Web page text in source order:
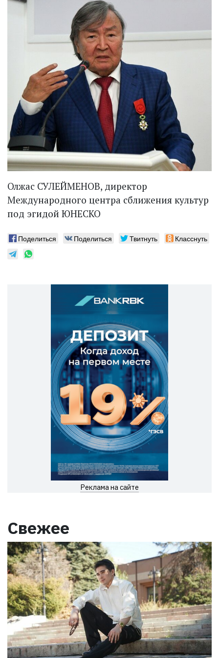
Олжас СУЛЕЙМЕНОВ, директор
Международного центра сближения культур
под эгидой ЮНЕСКО
Поделиться Поделиться Твитнуть Класснуть
Реклама на сайте
Свежее